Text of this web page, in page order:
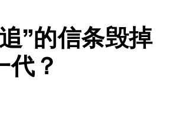
”的信条毁掉
代？